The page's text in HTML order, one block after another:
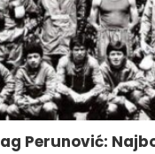
Perunović: